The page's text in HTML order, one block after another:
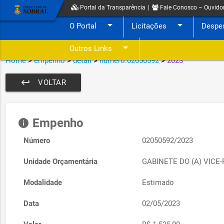
Portal da Transparência Fale Conosco –
O Portal arrow_drop_down Licitações arrow_drop_down
Outros Links arrow_drop_down
Home>empenho>detail>numero:02050592>2023
VOLTAR
keyboard_return
info Empenho
Número 02050592/2023
Unidade Orçamentária GABINETE DO (A) VICE-
Modalidade Estimado
Data 02/05/2023